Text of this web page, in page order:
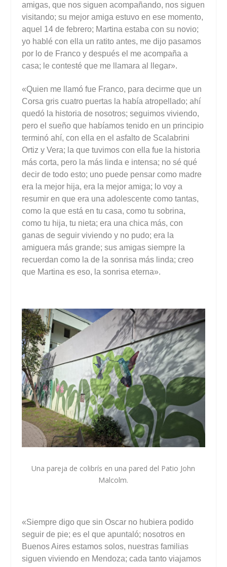
amigas, que nos siguen acompañando, nos siguen
visitando; su mejor amiga estuvo en ese momento,
aquel 14 de febrero; Martina estaba con su novio;
yo hablé con ella un ratito antes, me dijo pasamos
por lo de Franco y después el me acompaña a
casa; le contesté que me llamara al llegar».
«Quien me llamó fue Franco, para decirme que un
Corsa gris cuatro puertas la había atropellado; ahí
quedó la historia de nosotros; seguimos viviendo,
pero el sueño que habíamos tenido en un principio
terminó ahí, con ella en el asfalto de Scalabrini
Ortiz y Vera; la que tuvimos con ella fue la historia
más corta, pero la más linda e intensa; no sé qué
decir de todo esto; uno puede pensar como madre
era la mejor hija, era la mejor amiga; lo voy a
resumir en que era una adolescente como tantas,
como la que está en tu casa, como tu sobrina,
como tu hija, tu nieta; era una chica más, con
ganas de seguir viviendo y no pudo; era la
amiguera más grande; sus amigas siempre la
recuerdan como la de la sonrisa más linda; creo
que Martina es eso, la sonrisa eterna».
Una pareja de colibrís en una pared del Patio John
Malcolm.
«Siempre digo que sin Oscar no hubiera podido
seguir de pie; es el que apuntaló; nosotros en
Buenos Aires estamos solos, nuestras familias
siguen viviendo en Mendoza; cada tanto viajamos